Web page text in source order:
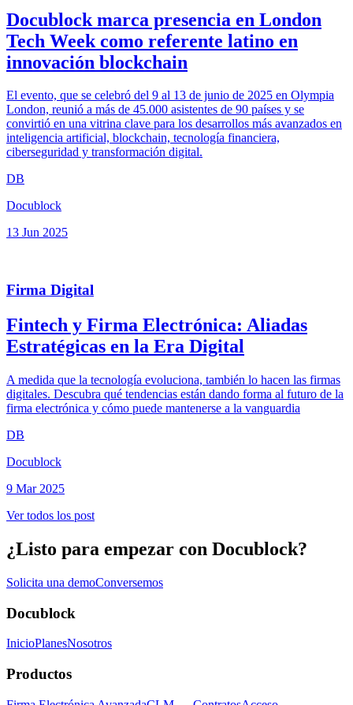
Docublock marca presencia en London
Tech Week como referente latino en
innovación blockchain
El evento, que se celebró del 9 al 13 de junio de 2025 en Olympia
London, reunió a más de 45.000 asistentes de 90 países y se
convirtió en una vitrina clave para los desarrollos más avanzados en
inteligencia artificial, blockchain, tecnología financiera,
ciberseguridad y transformación digital.
DB
Docublock
13 Jun 2025
Firma Digital
Fintech y Firma Electrónica: Aliadas
Estratégicas en la Era Digital
A medida que la tecnología evoluciona, también lo hacen las firmas
digitales. Descubra qué tendencias están dando forma al futuro de la
firma electrónica y cómo puede mantenerse a la vanguardia
DB
Docublock
9 Mar 2025
Ver todos los post
¿Listo para empezar con Docublock?
Solicita una demoConversemos
Docublock
InicioPlanesNosotros
Productos